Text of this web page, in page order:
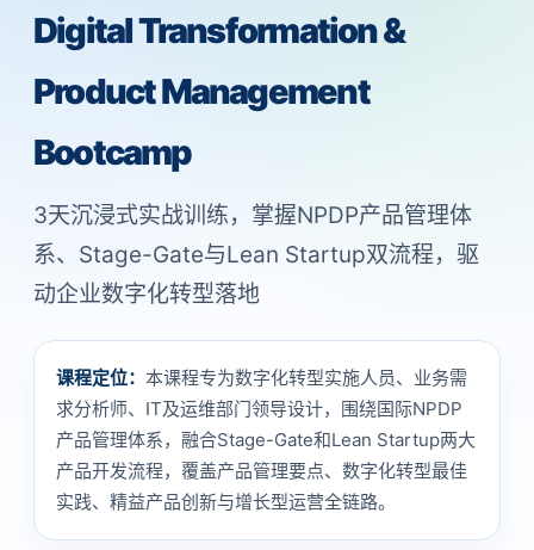
Digital Transformation &
Product Management
Bootcamp
3天沉浸式实战训练，掌握NPDP产品管理体
系、Stage-Gate与Lean Startup双流程，驱
动企业数字化转型落地
课程定位： 本课程专为数字化转型实施人员、业务需
求分析师、IT及运维部门领导设计，围绕国际NPDP
产品管理体系，融合Stage-Gate和Lean Startup两大
产品开发流程，覆盖产品管理要点、数字化转型最佳
实践、精益产品创新与增长型运营全链路。